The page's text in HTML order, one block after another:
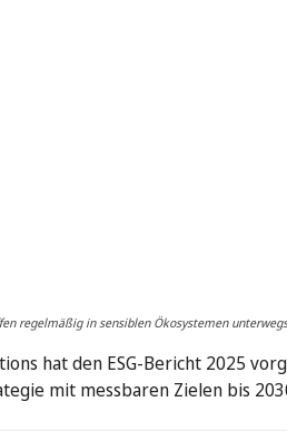
regelmäßig in sensiblen Ökosystemen
hat den ESG-Bericht 2025
mit messbaren Zielen bis